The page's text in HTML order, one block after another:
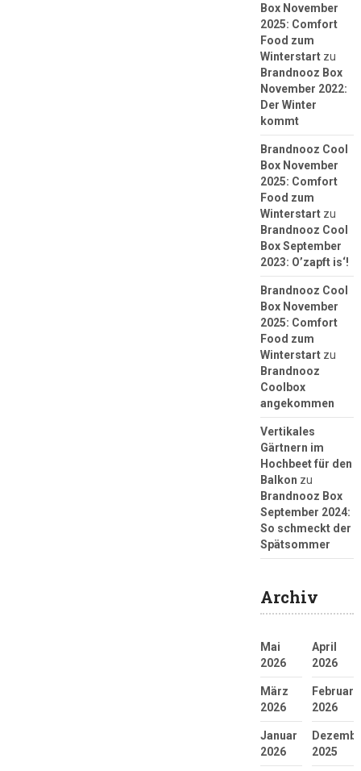
Box November
2025: Comfort
Food zum
Winterstartzu
Brandnooz Box
November 2022:
Der Winter
kommt
Brandnooz Cool
Box November
2025: Comfort
Food zum
Winterstartzu
Brandnooz Cool
Box September
2023: O’zapft is‘!
Brandnooz Cool
Box November
2025: Comfort
Food zum
Winterstartzu
Brandnooz
Coolbox
angekommen
Vertikales
Gärtnern im
Hochbeet für den
Balkon zu
Brandnooz Box
September 2024:
So schmeckt der
Spätsommer
Archiv
Mai
2026
April
2026
März
2026
Februar
2026
Januar
2026
2025